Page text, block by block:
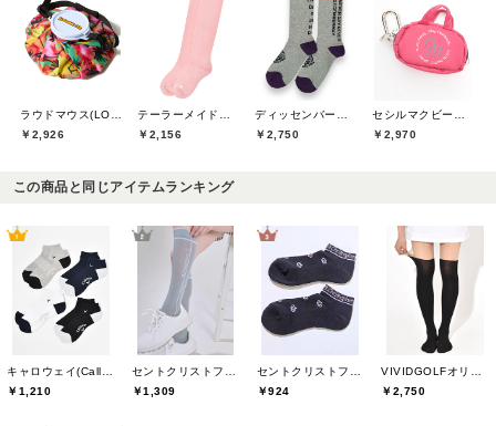
￥2,926
￥2,156
￥2,750
￥2,970
この商品と同じアイテムランキング
￥1,210
￥1,309
￥924
￥2,750